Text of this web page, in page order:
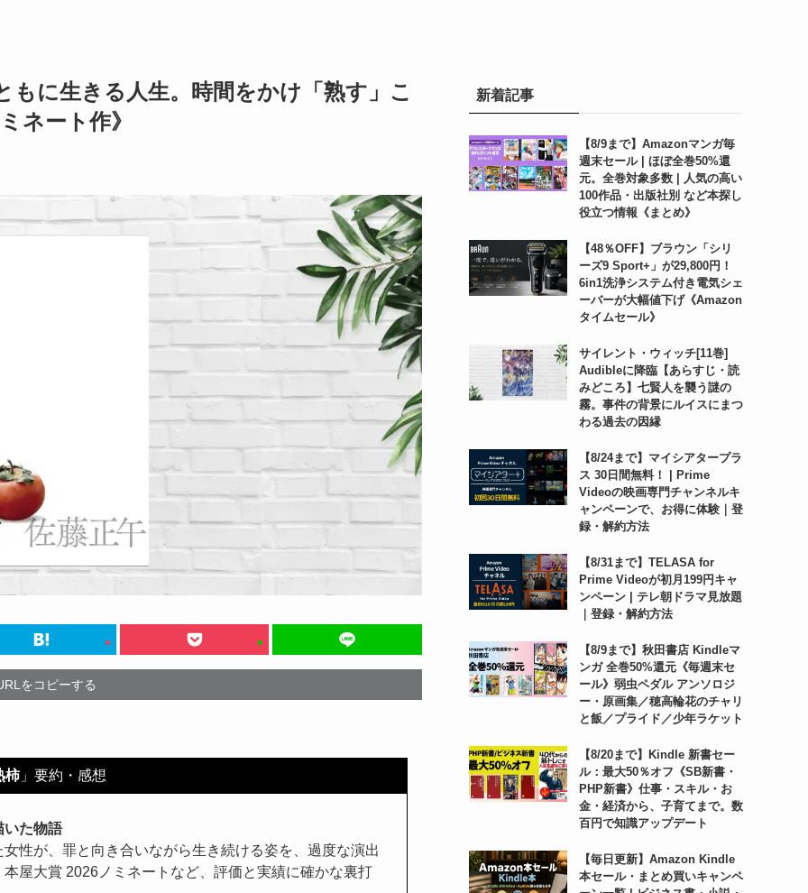
もに生きる人生。時間をかけ「熟す」こ
ネート作》
をコピーする
柿 」要約・感想
いた物語
性が、罪と向き合いながら生き続ける姿を、過度な演出
屋大賞 2026ノミネートなど、評価と実績に確かな裏打
新着記事
【8/9まで】Amazonマンガ毎
週末セール | ほぼ全巻50%還
元。全巻対象多数 | 人気の高い
100作品・出版社別 など本探し
役立つ情報《まとめ》
【48％OFF】ブラウン「シリ
ーズ9 Sport+」が29,800円！
6in1洗浄システム付き電気シェ
ーバーが大幅値下げ《Amazon
タイムセール》
サイレント・ウィッチ[11巻]
Audibleに降臨【あらすじ・読
みどころ】七賢人を襲う謎の
霧。事件の背景にルイスにまつ
わる過去の因縁
【8/24まで】マイシアタープラ
ス 30日間無料！ | Prime
Videoの映画専門チャンネルキ
ャンペーンで、お得に体験｜登
録・解約方法
【8/31まで】TELASA for
Prime Videoが初月199円キャ
ンペーン | テレ朝ドラマ見放題
｜登録・解約方法
【8/9まで】秋田書店 Kindleマ
ンガ 全巻50%還元《毎週末セ
ール》弱虫ペダル アンソロジ
ー・原画集／穂高輪花のチャリ
と飯／プライド／少年ラケット
【8/20まで】Kindle 新書セー
ル：最大50％オフ《SB新書・
PHP新書》仕事・スキル・お
金・経済から、子育てまで。数
百円で知識アップデート
【毎日更新】Amazon Kindle
本セール・まとめ買いキャンペ